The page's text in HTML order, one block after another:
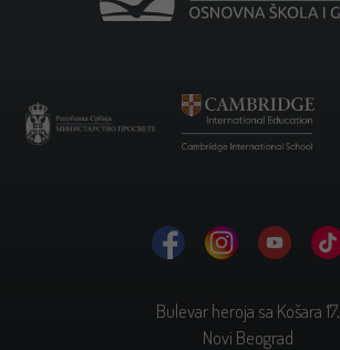
Bulevar heroja sa Košara 17,
Novi Beograd